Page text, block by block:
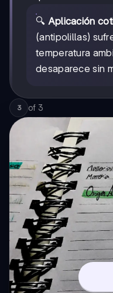
🔍 Aplicación
(antipolillas)
temperatura
desaparece sin
3 of 3